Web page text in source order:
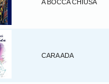
A BOCCA CHIUSA
CARA ADA